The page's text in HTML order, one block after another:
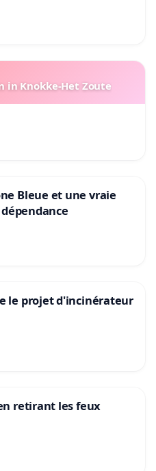
in Knokke-Het Zoute
Bleue et une vraie
le projet d'incinérateur
retirant les feux